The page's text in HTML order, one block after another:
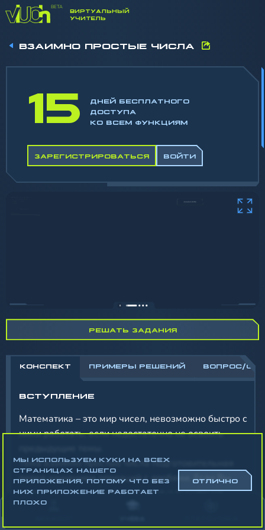
ВИРТУАЛЬНЫЙ
УЧИТЕЛЬ
ВЗАИМНО ПРОСТЫЕ ЧИСЛА
ВСТУПЛЕНИЕ
Математика – это мир чисел, невозможно быстро с
ними работать, если недостаточно не освоить
Тема взаимно простые числа подготовительная
перед изучением операций с дробями. Если Вы
хорошо её освоите, то сложение и вычитание
дробей не составит труда.
КОНСПЕКТ ПРИМЕРЫ РЕШЕНИЙ ВОПРОС/
15
ДНЕЙ БЕСПЛАТНОГО
ДОСТУПА
КО ВСЕМ ФУНКЦИЯМ
ЗАРЕГИСТРИРОВАТЬСЯ ВОЙТИ
РЕШАТЬ ЗАДАНИЯ
МЫ ИСПОЛЬЗУЕМ КУКИ НА ВСЕХ
СТРАНИЦАХ НАШЕГО
ПРИЛОЖЕНИЯ, ПОТОМУ ЧТО БЕЗ
НИХ ПРИЛОЖЕНИЕ РАБОТАЕТ
ПЛОХО
ОТЛИЧНО